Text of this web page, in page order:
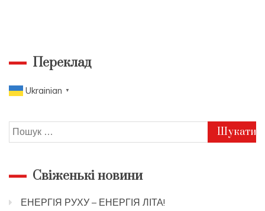
Переклад
Ukrainian ▼
Пошук:
Свіженькі новини
ЕНЕРГІЯ РУХУ – ЕНЕРГІЯ ЛІТА!